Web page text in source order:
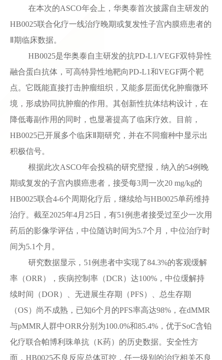
在本次的ASCO年会上，华奥泰首次披露自主研发的
HB0025联合化疗一线治疗晚期或复发性子宫内膜癌患者的
Ⅱ期临床数据。
HB0025是华奥泰自主研发的抗PD-L1/VEGF双特异性
融合蛋白抗体，可高特异性地靶向PD-L1和VEGF两个靶
点。它既能直接打击肿瘤组织，又能多层面优化肿瘤微环
境，形成协同抗肿瘤的作用。其创新性抗体结构设计，在
降低毒副作用的同时，也显著提高了临床疗效。目前，
HB0025已开展多个临床Ⅱ期研究，并在不同瘤种中显示出
积极信号。
根据此次ASCO年会投稿的研究壁报，纳入的54例晚
期或复发的子宫内膜癌患者，接受每3周一次20 mg/kg的
HB0025联合4-6个周期化疗后，继续给与HB0025单药维持
治疗。截至2025年4月25日，有51例患者接受过至少一次用
药后的影像学评估，中位随访时间为5.7个月，中位治疗时
间为5.1个月。
研究数据显示，51例患者中实现了84.3%的客观缓解
率（ORR），疾病控制率（DCR）达100%，中位缓解持
续时间（DOR）、无进展生存期（PFS）、总生存期
（OS）尚不成熟，已知6个月的PFS率高达98%，在dMMR
与pMMR人群中ORR分别为100.0%和85.4%，优于SoC含铂
化疗联合帕博利珠单抗（K药）的历史数据。安全性方
面，HB0025不良反应总体可控，任一级别的治疗相关不良